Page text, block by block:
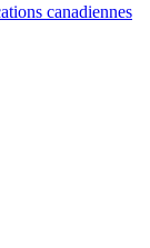
canadiennes